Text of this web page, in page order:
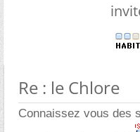
Re : le Chlore
Connaissez vous des